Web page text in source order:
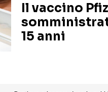
Il vaccino
15 anni